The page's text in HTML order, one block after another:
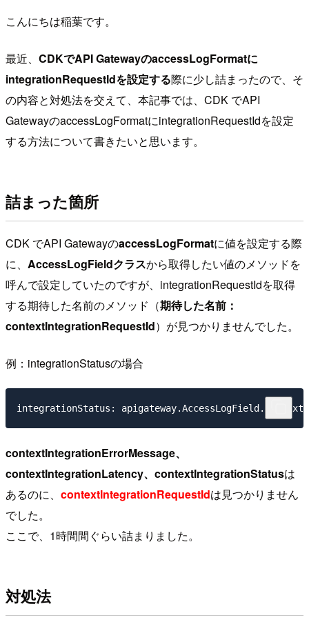
こんにちは稲葉です。
最近、 CDKでAPI GatewayのaccessLogFormatに
integrationRequestIdを設定する際に少し詰まったので、そ
の内容と対処法を交えて、本記事では、CDK でAPI
GatewayのaccessLogFormatにintegrationRequestIdを設定
する方法について書きたいと思います。
詰まった箇所
CDK でAPI GatewayのaccessLogFormatに値を設定する際
に、 AccessLogFieldクラスから取得したい値のメソッドを
呼んで設定していたのですが、integrationRequestIdを取得
する期待した名前のメソッド（期待した名前：
contextIntegrationRequestId）が見つかりませんでした。
例：integrationStatusの場合
integrationStatus:
contextIntegrationErrorMessage、
contextIntegrationLatency、contextIntegrationStatusは
あるのに、 contextIntegrationRequestIdは見つかりません
でした。
ここで、1時間間ぐらい詰まりました。
対処法